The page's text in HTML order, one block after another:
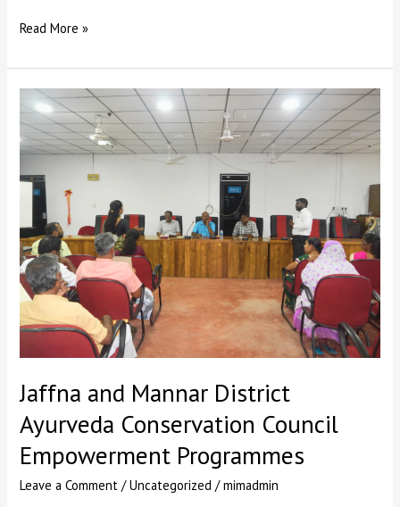
Read More »
Jaffna and Mannar District
Ayurveda Conservation Council
Empowerment Programmes
Leave a Comment /Uncategorized /mimadmin
Jaffna
and
Mannar
District
Ayurveda
Conservation
Council
Empowerment
Programmes